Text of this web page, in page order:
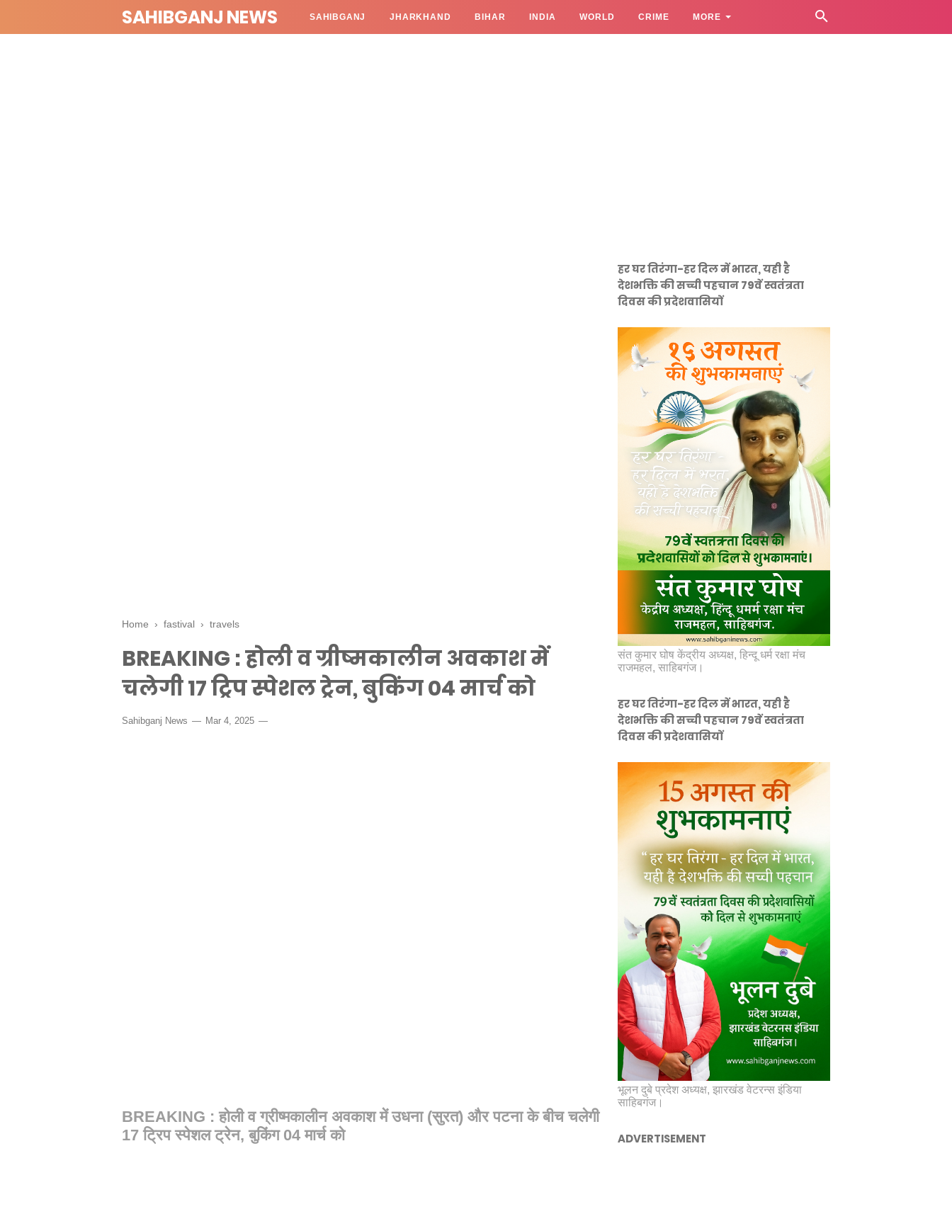
SAHIBGANJ NEWS SAHIBGANJ JHARKHAND BIHAR INDIA WORLD CRIME MORE
Home › fastival › travels
BREAKING : होली व ग्रीष्मकालीन अवकाश में
चलेगी 17 ट्रिप स्पेशल ट्रेन, बुकिंग 04 मार्च को
Sahibganj News Mar 4, 2025
BREAKING : होली व ग्रीष्मकालीन अवकाश में उधना (सुरत) और पटना के बीच चलेगी
17 ट्रिप स्पेशल ट्रेन, बुकिंग 04 मार्च को
हर घर तिरंगा-हर दिल में भारत, यही है
देशभक्ति की सच्ची पहचान 79वें स्वतंत्रता
दिवस की प्रदेशवासियों
संत कुमार घोष केंद्रीय अध्यक्ष, हिन्दू धर्म रक्षा मंच
राजमहल, साहिबगंज।
हर घर तिरंगा-हर दिल में भारत, यही है
देशभक्ति की सच्ची पहचान 79वें स्वतंत्रता
दिवस की प्रदेशवासियों
भूलन दुबे प्रदेश अध्यक्ष, झारखंड वेटरन्स इंडिया
साहिबगंज।
ADVERTISEMENT